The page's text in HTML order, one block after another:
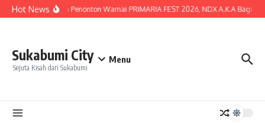
Lewati ke konten
Hot NewsLautan Penonton Warnai PRIMARIA FEST 2026, NDX A.K.A
Sukabumi City
Sejuta Kisah dari Sukabumi
Menu